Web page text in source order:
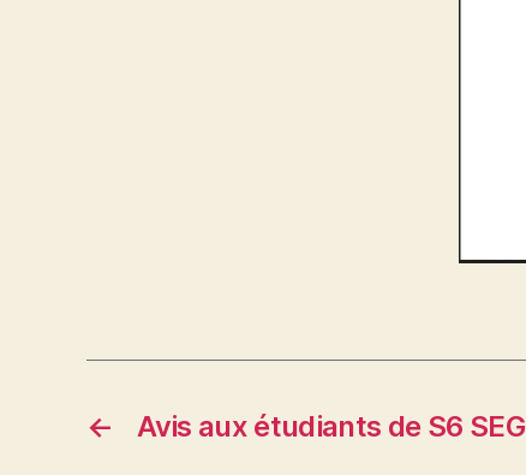
← Avis aux étudiants de S6 SEG